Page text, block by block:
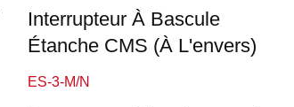
Interrupteur À Bascule
Étanche CMS (à L'envers)
ES-3-M/N